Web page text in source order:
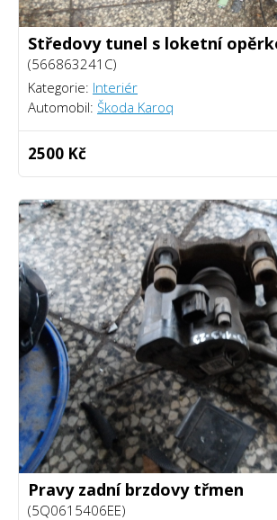
Středovy tunel s loketní
(566863241C)
Kategorie: Interiér
Automobil: Škoda Karoq
2500 Kč
Pravy zadní brzdovy třmen
(5Q0615406EE)